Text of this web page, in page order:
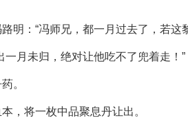
明：“冯师兄，都一月过去了，若这
月未归，绝对让他吃不了兜着走！”
。
，将一枚中品聚息丹让出。